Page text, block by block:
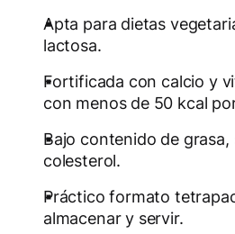
Apta para dietas
lactosa.
Fortificada con calcio y
con menos de 50 kcal
Bajo contenido de grasa,
colesterol.
Práctico formato
almacenar y servir.